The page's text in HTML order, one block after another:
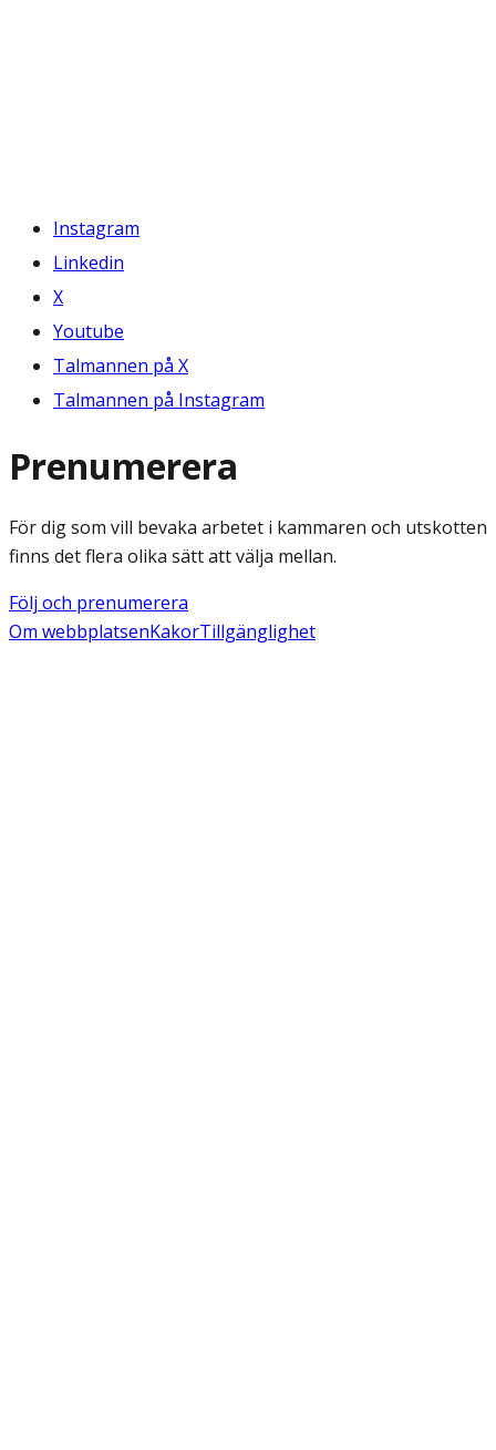
Instagram
Linkedin
X
Youtube
Talmannen på X
Talmannen på Instagram
Prenumerera
För dig som vill bevaka arbetet i kammaren och utskotten
finns det flera olika sätt att välja mellan.
Följ och prenumerera
Om webbplatsenKakorTillgänglighet